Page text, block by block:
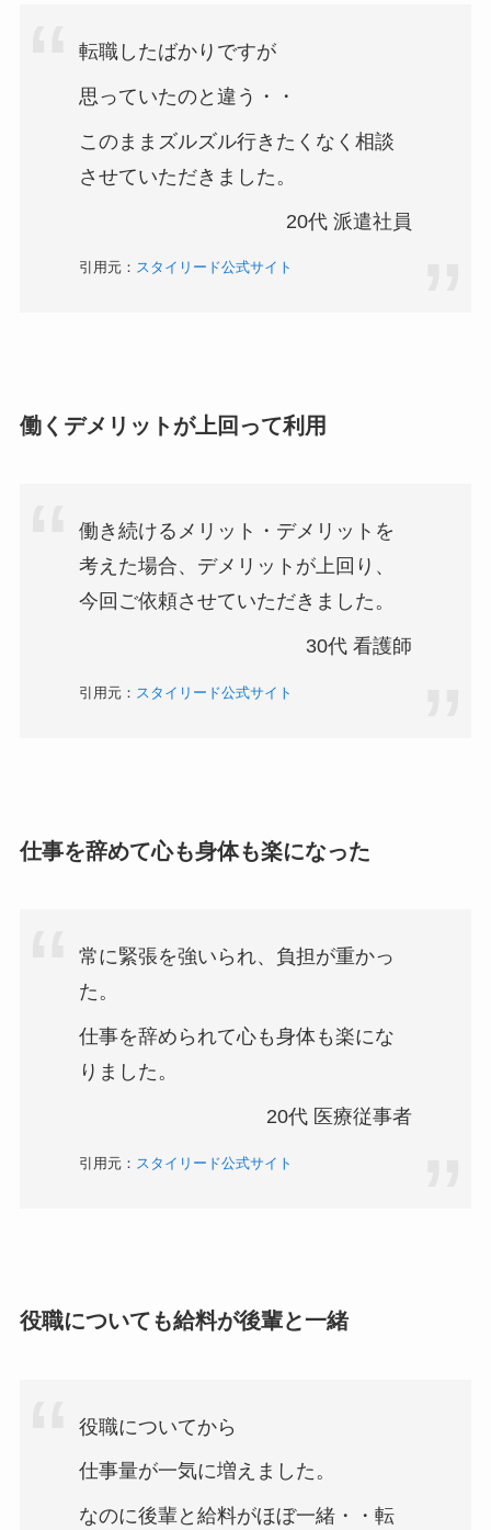
転職したばかりですが
思っていたのと違う・・
​このままズルズル行きたくなく相談
させていただきました。
20代 派遣社員
引用元： スタイリード公式サイト
働くデメリットが上回って利用
働き続けるメリット・デメリットを
考えた場合、デメリットが上回り、
今回ご依頼させていただきました。
30代 看護師
引用元： スタイリード公式サイト
仕事を辞めて心も身体も楽になった
常に緊張を強いられ、負担が重かっ
た。
​仕事を辞められて心も身体も楽にな
りました。
20代 医療従事者
引用元： スタイリード公式サイト
役職についても給料が後輩と一緒
役職についてから
仕事量が一気に増えました。
なのに後輩と給料がほぼ一緒・・​転